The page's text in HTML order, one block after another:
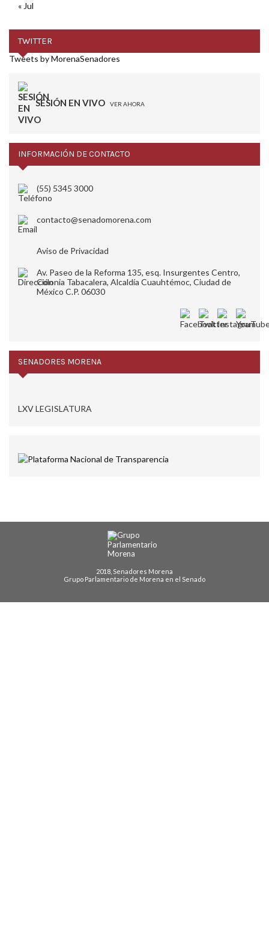
« Jul
TWITTER
Tweets by MorenaSenadores
SESIÓN EN VIVO VER AHORA
INFORMACIÓN DE CONTACTO
(55) 5345 3000
contacto@senadomorena.com
Aviso de Privacidad
Av. Paseo de la Reforma 135, esq. Insurgentes Centro,
Colonia Tabacalera, Alcaldía Cuauhtémoc, Ciudad de
México C.P. 06030
SENADORES MORENA
LXV LEGISLATURA
2018, Senadores Morena
Grupo Parlamentario de Morena en el Senado